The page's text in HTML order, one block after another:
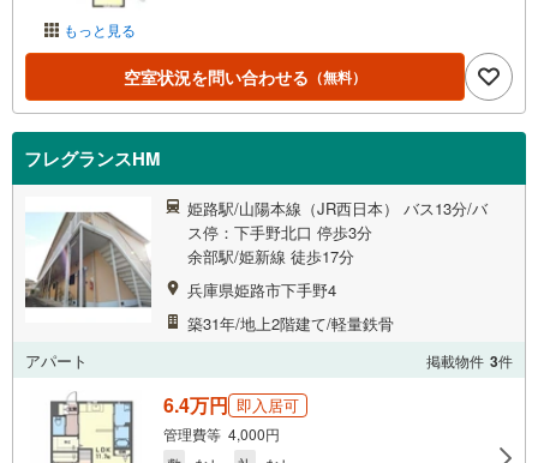
もっと見る
空室状況を問い合わせる （無料）
フレグランスHM
姫路駅/山陽本線（JR西日本） バス13分/バ
ス停：下手野北口 停歩3分
余部駅/姫新線 徒歩17分
兵庫県姫路市下手野4
築31年/地上2階建て/軽量鉄骨
アパート
掲載物件 3件
6.4万円 即入居可
管理費等 4,000円